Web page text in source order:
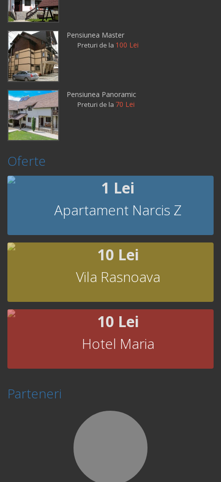
Pensiunea Master
Preturi de la 100 Lei
Pensiunea Panoramic
Preturi de la 70 Lei
Oferte
1 Lei
Apartament Narcis Z
10 Lei
Vila Rasnoava
10 Lei
Hotel Maria
Parteneri